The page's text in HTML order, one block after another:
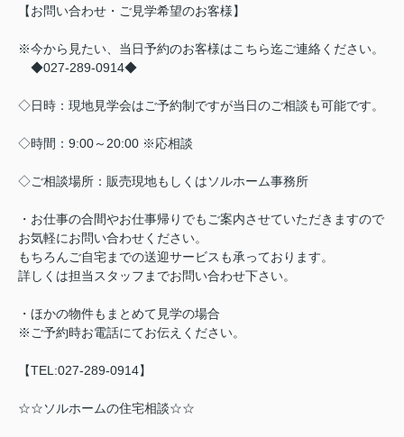
【お問い合わせ・ご見学希望のお客様】
※今から見たい、当日予約のお客様はこちら迄ご連絡ください。
◆027-289-0914◆
◇日時：現地見学会はご予約制ですが当日のご相談も可能です。
◇時間：9:00～20:00 ※応相談
◇ご相談場所：販売現地もしくはソルホーム事務所
・お仕事の合間やお仕事帰りでもご案内させていただきますので
お気軽にお問い合わせください。
もちろんご自宅までの送迎サービスも承っております。
詳しくは担当スタッフまでお問い合わせ下さい。
・ほかの物件もまとめて見学の場合
※ご予約時お電話にてお伝えください。
【TEL:027-289-0914】
☆☆ソルホームの住宅相談☆☆